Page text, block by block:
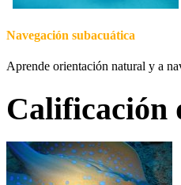
Navegación subacuática
Aprende orientación natural y a
Calificación